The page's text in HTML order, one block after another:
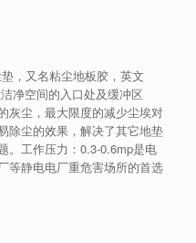
，又名粘尘地板胶，英文
净空间的入口处及缓冲区
灰尘，最大限度的减少尘埃对
除尘的效果，解决了其它地垫
。工作压力：0.3-0.6mp是电
等静电电厂重危害场所的首选